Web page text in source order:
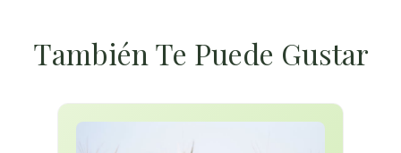
También Te Puede Gustar